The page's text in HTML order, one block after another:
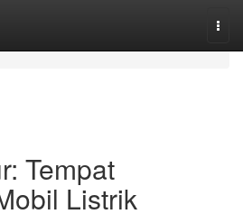
Tempat
Listrik